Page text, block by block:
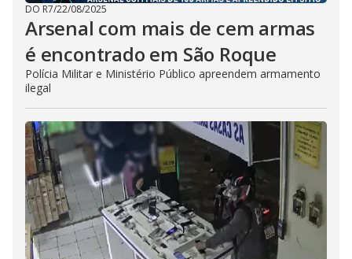
DO R7/22/08/2025
Arsenal com mais de cem armas
é encontrado em São Roque
Polícia Militar e Ministério Público apreendem armamento
ilegal